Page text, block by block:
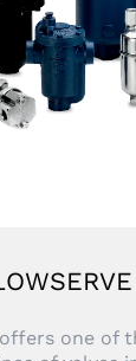
one of